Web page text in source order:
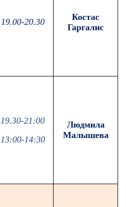
19.00-20.30
Костас
Гаргалис
19.30-21:00
13:00-14:30
Людмила
Малышева